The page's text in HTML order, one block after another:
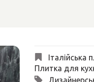
Італійська
Плитка для